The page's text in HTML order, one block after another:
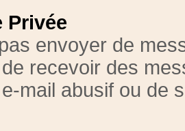
Privée
envoyer de
recevoir des
mail abusif ou de